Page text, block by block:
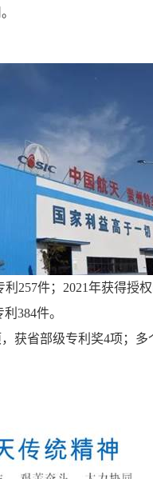
257件； 2021年获得授权
384件。
获省部级专利奖4项；多